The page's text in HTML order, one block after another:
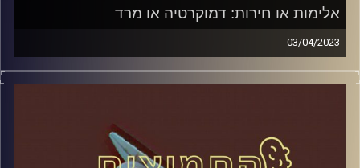
אלימות או חירות: דמוקרטיה או מרד
03/04/2023
המערכת הפוליטית על ספת הפסיכולוג, עם פרופסור בועז בן-
דוד ופרופסור גלעד הירשברגר.